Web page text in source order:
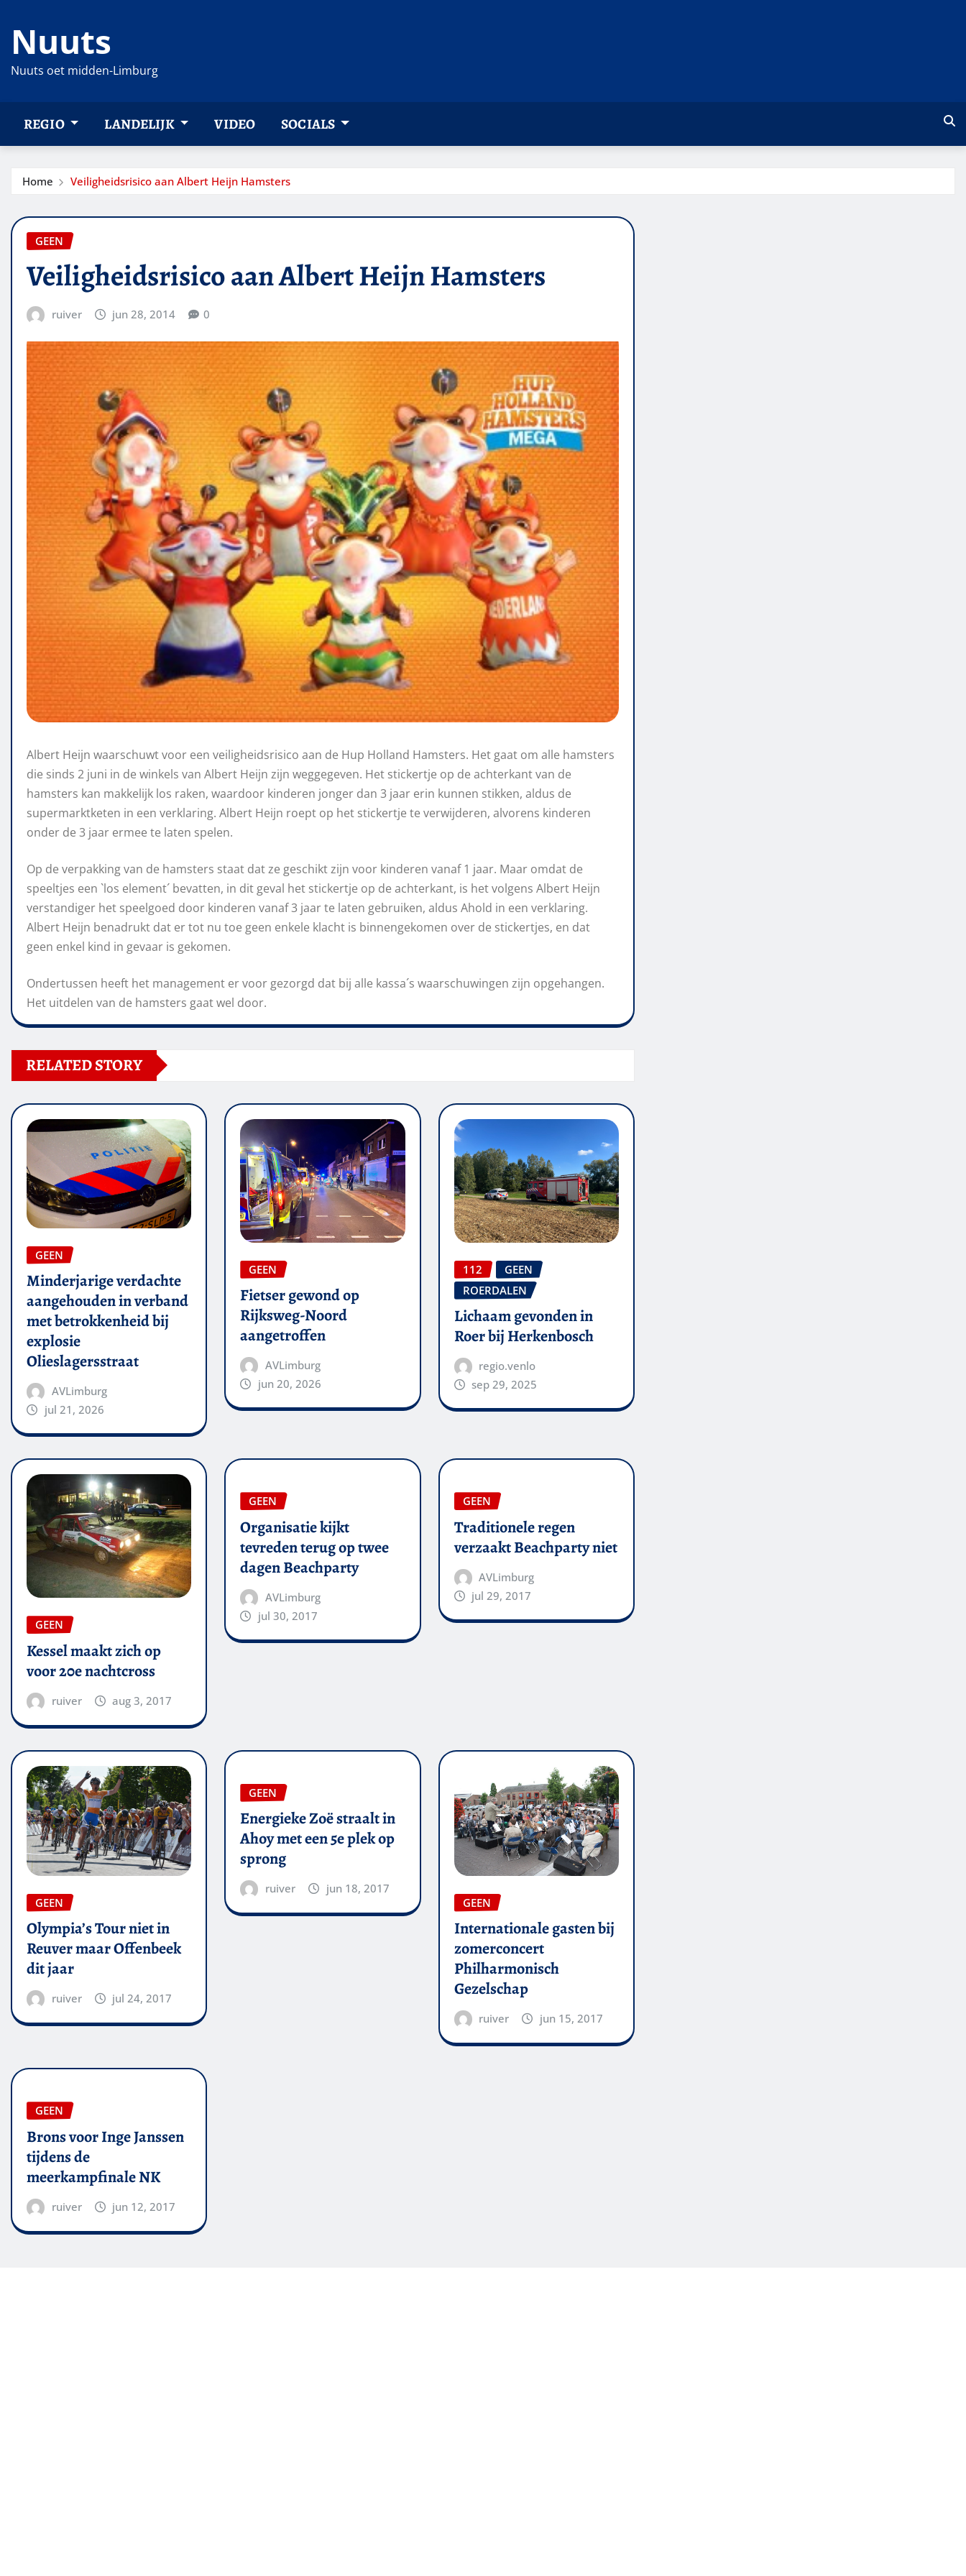
naar
inhoud
Nuuts
Nuuts oet midden-Limburg
REGIO LANDELIJK VIDEO SOCIALS
Home Veiligheidsrisico aan Albert Heijn Hamsters
GEEN
Veiligheidsrisico aan Albert Heijn Hamsters
ruiver jun 28, 2014 0
Albert Heijn waarschuwt voor een veiligheidsrisico aan de Hup Holland Hamsters. Het gaat om alle hamsters
die sinds 2 juni in de winkels van Albert Heijn zijn weggegeven. Het stickertje op de achterkant van de
hamsters kan makkelijk los raken, waardoor kinderen jonger dan 3 jaar erin kunnen stikken, aldus de
supermarktketen in een verklaring. Albert Heijn roept op het stickertje te verwijderen, alvorens kinderen
onder de 3 jaar ermee te laten spelen.
Op de verpakking van de hamsters staat dat ze geschikt zijn voor kinderen vanaf 1 jaar. Maar omdat de
speeltjes een `los element´ bevatten, in dit geval het stickertje op de achterkant, is het volgens Albert Heijn
verstandiger het speelgoed door kinderen vanaf 3 jaar te laten gebruiken, aldus Ahold in een verklaring.
Albert Heijn benadrukt dat er tot nu toe geen enkele klacht is binnengekomen over de stickertjes, en dat
geen enkel kind in gevaar is gekomen.
Ondertussen heeft het management er voor gezorgd dat bij alle kassa´s waarschuwingen zijn opgehangen.
Het uitdelen van de hamsters gaat wel door.
RELATED STORY
GEEN
Minderjarige verdachte
aangehouden in verband
met betrokkenheid bij
explosie
Olieslagersstraat
AVLimburg
jul 21, 2026
GEEN
Fietser gewond op
Rijksweg-Noord
aangetroffen
AVLimburg
jun 20, 2026
112
GEEN
ROERDALEN
Lichaam gevonden in
Roer bij Herkenbosch
regio.venlo
sep 29, 2025
GEEN
Kessel maakt zich op
voor 20e nachtcross
ruiver aug 3, 2017
GEEN
Organisatie kijkt
tevreden terug op twee
dagen Beachparty
AVLimburg
jul 30, 2017
GEEN
Traditionele regen
verzaakt Beachparty niet
AVLimburg
jul 29, 2017
GEEN
Olympia’s Tour niet in
Reuver maar Offenbeek
dit jaar
ruiver jul 24, 2017
GEEN
Energieke Zoë straalt in
Ahoy met een 5e plek op
sprong
ruiver
jun 18, 2017
GEEN
Internationale gasten bij
zomerconcert
Philharmonisch
Gezelschap
ruiver jun 15, 2017
GEEN
Brons voor Inge Janssen
tijdens de
meerkampfinale NK
ruiver jun 12, 2017